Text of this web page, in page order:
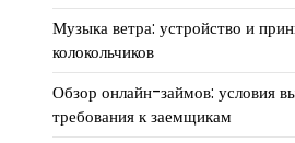
Музыка ветра: устройство и
колокольчиков
Обзор онлайн-займов: условия
требования к заемщикам